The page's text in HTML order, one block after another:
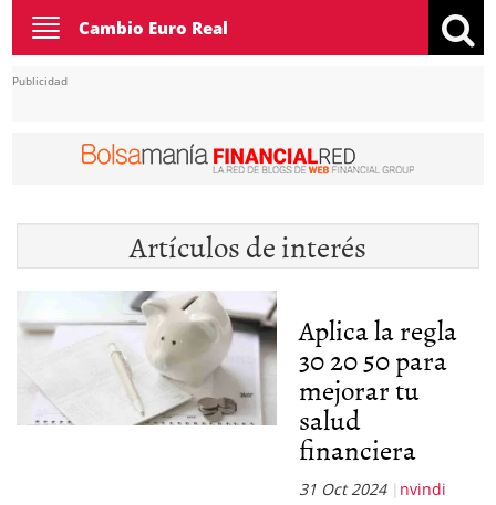
Toggle
navigation
Cambio Euro Real
Publicidad
Artículos de interés
Aplica la regla
30 20 50 para
mejorar tu
salud
financiera
31 Oct 2024 nvindi